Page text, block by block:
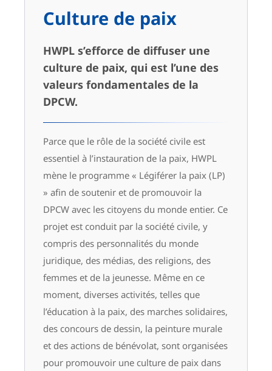
Culture de paix
HWPL s’efforce de diffuser une
culture de paix, qui est l’une des
valeurs fondamentales de la
DPCW.
Parce que le rôle de la société civile est
essentiel à l’instauration de la paix, HWPL
mène le programme « Légiférer la paix (LP)
» afin de soutenir et de promouvoir la
DPCW avec les citoyens du monde entier. Ce
projet est conduit par la société civile, y
compris des personnalités du monde
juridique, des médias, des religions, des
femmes et de la jeunesse. Même en ce
moment, diverses activités, telles que
l’éducation à la paix, des marches solidaires,
des concours de dessin, la peinture murale
et des actions de bénévolat, sont organisées
pour promouvoir une culture de paix dans